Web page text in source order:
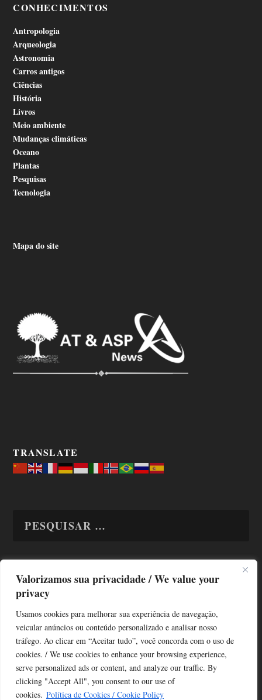
Valorizamos sua privacidade / We value your
privacy
Usamos cookies para melhorar sua experiência de navegação,
veicular anúncios ou conteúdo personalizado e analisar nosso
tráfego. Ao clicar em “Aceitar tudo”, você concorda com o uso de
cookies. / We use cookies to enhance your browsing experience,
serve personalized ads or content, and analyze our traffic. By
clicking "Accept All", you consent to our use of
cookies. Política de Cookies / Cookie Policy
CONHECIMENTOS
Antropologia
Arqueologia
Astronomia
Carros antigos
Ciências
História
Livros
Meio ambiente
Mudanças climáticas
Oceano
Plantas
Pesquisas
Tecnologia
Mapa do site
TRANSLATE
TODAS OS ASSUNTOS
Copyright © Alô Tatuapé 2013 / 2026
Desenvolvido por ALOSP MKT DIGITAL